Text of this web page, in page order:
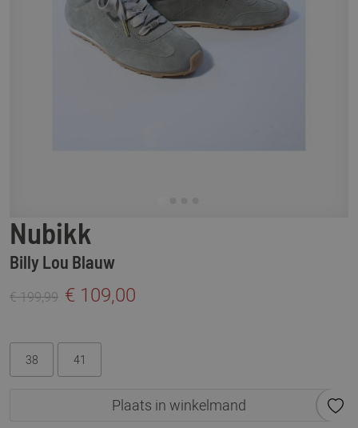
Nubikk
Billy Lou Blauw
€ 199,99 € 109,00
38 41
Plaats in winkelmand